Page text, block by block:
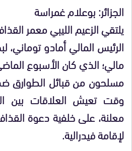
الجزائر: بوعلام غمراسة
يلتقي الزعيم الليبي معمر
الرئيس المالي أمادو
مالي؛ الذي كان الأسبوع
مسلحون من قبائل الطوارق
وقت تعيش العلاقات بين
معلنة، على خلفية دعوة
لإقامة فيدرالية.